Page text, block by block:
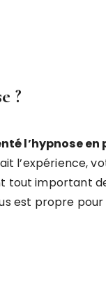
?
l’hypnose
l’expérience,
important
est propre